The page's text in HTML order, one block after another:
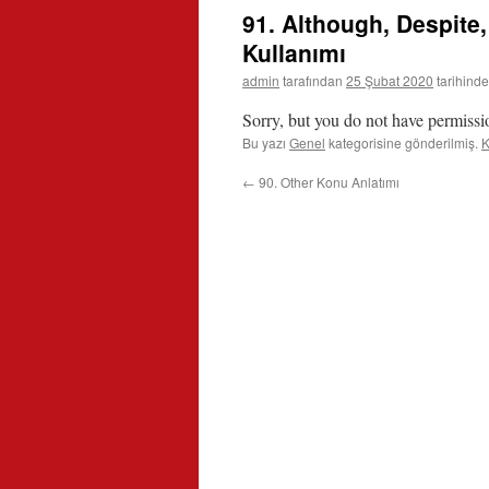
91. Although,
Kullanımı
admin tarafından 25 Şubat 2020
Sorry, but you do not have
Bu yazı Genel kategorisine gönderilmiş.
← 90. Other Konu Anlatımı